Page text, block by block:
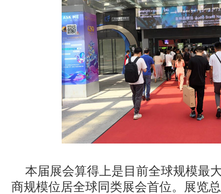
本届展会算得上是目前全球规模最
商规模位居全球同类展会首位‌。展览